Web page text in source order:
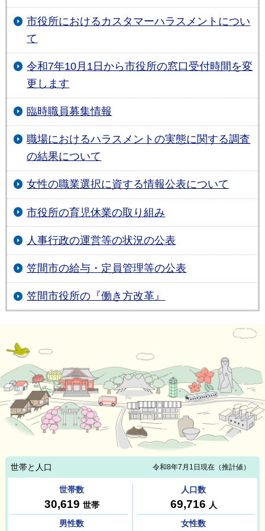
市役所におけるカスタマーハラスメントについ
て
令和7年10月1日から市役所の窓口受付時間を変
更します
臨時職員募集情報
職場におけるハラスメントの実態に関する調査
の結果について
女性の職業選択に資する情報公表について
市役所の育児休業の取り組み
人事行政の運営等の状況の公表
笠間市の給与・定員管理等の公表
笠間市役所の『働き方改革』